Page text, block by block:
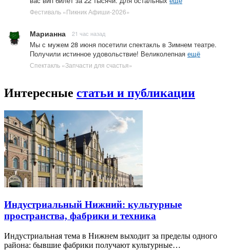
Фестиваль «Пикник Афиши-2026»
Марианна 21 час назад
Мы с мужем 28 июня посетили спектакль в Зимнем театре.
Получили истинное удовольствие! Великолепная ещё
Спектакль «Запчасти для счастья»
Интересные статьи и публикации
Индустриальный Нижний: культурные
пространства, фабрики и техника
Индустриальная тема в Нижнем выходит за пределы одного
района: бывшие фабрики получают культурные…